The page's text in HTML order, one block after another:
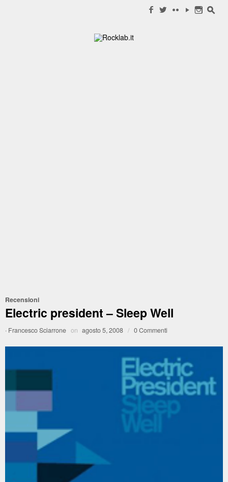
f w c y n s
Recensioni
Electric president – Sleep Well
· Francesco Sciarrone on agosto 5, 2008 / 0 Commenti